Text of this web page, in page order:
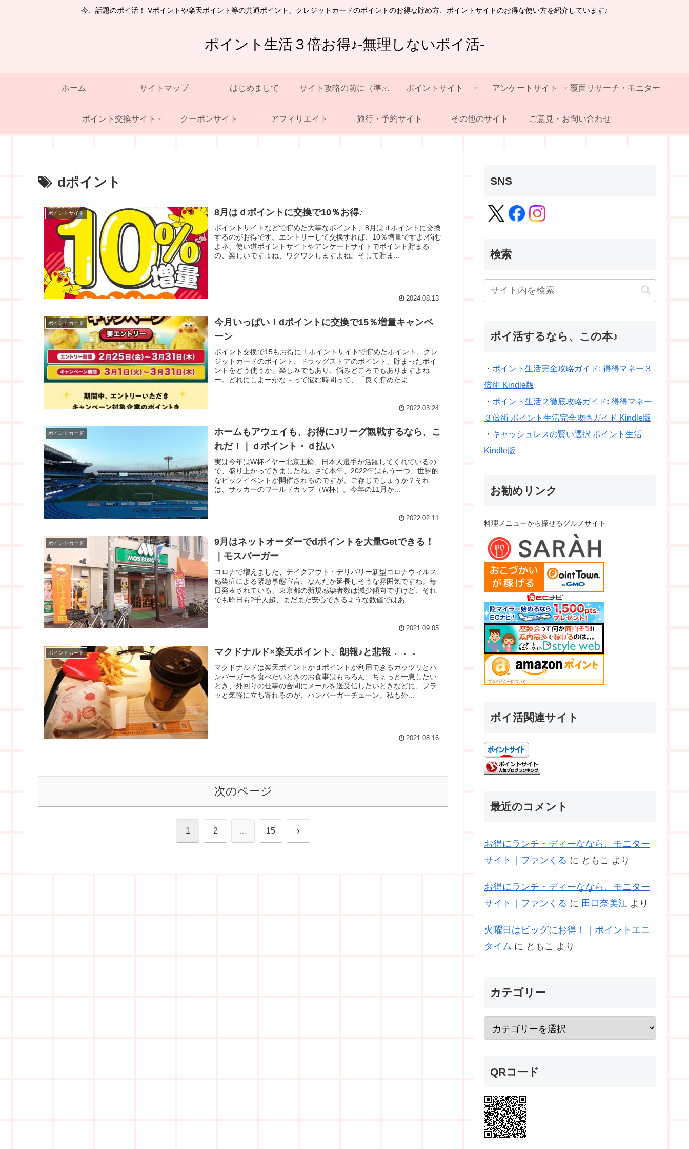
今、話題のポイ活！ Vポイントや楽天ポイント等の共通ポイント、クレジットカードのポイントのお得な貯め方、ポイントサイトのお得な使い方を紹介しています♪
ポイント生活３倍お得♪-無理しないポイ活-
ホーム サイトマップ はじめまして サイト攻略の前に（準備） ポイントサイト アンケートサイト 覆面リサーチ・モニター
ポイント交換サイト クーポンサイト アフィリエイト 旅行・予約サイト その他のサイト ご意見・お問い合わせ
dポイント
ポイントサイト 8月はｄポイントに交換で10％お得♪
ポイントサイトなどで貯めた大事なポイント、8月はｄポイントに交換
するのがお得です。エントリーして交換すれば、10％増量ですよ♪悩む
よネ、使い道ポイントサイトやアンケートサイトでポイント貯まる
の、楽しいですよね、ワクワクしますよね。そして貯ま...
2024.08.13
ポイントカード
今月いっぱい！dポイントに交換で15％増量キャンペ
ーン
ポイント交換で15もお得に！ポイントサイトで貯めたポイント、クレ
ジットカードのポイント、ドラッグストアのポイント、貯まったポイ
ントをどう使うか、楽しみでもあり、悩みどころでもありますよね
ー。どれにしよーかな～って悩む時間って、「良く貯めたよ...
2022.03.24
ポイントカード
ホームもアウェイも、お得にJリーグ観戦するなら、こ
れだ！｜ｄポイント・ｄ払い
実は今年はW杯イヤー北京五輪、日本人選手が活躍してくれているの
で、盛り上がってきましたね。さて本年、2022年はもう一つ、世界的
なビッグイベントが開催されるのですが、ご存じでしょうか？それ
は、サッカーのワールドカップ（W杯）。今年の11月か...
2022.02.11
ポイントカード
9月はネットオーダーでdポイントを大量Getできる！
｜モスバーガー
コロナで増えました、テイクアウト・デリバリー新型コロナウィルス
感染症による緊急事態宣言、なんだか延長しそうな雰囲気ですね。毎
日発表されている、東京都の新規感染者数は減少傾向ですけど、それ
でも昨日も2千人超、まだまだ安心できるような数値ではあ...
2021.09.05
ポイントカード マクドナルド×楽天ポイント、朗報♪と悲報．．．
マクドナルドは楽天ポイントかｄポイントが利用できるガッツリとハ
ンバーガーを食べたいときのお食事はもちろん、ちょっと一息したい
とき、外回りの仕事の合間にメールを送受信したいときなどに、フラ
ッと気軽に立ち寄れるのが、ハンバーガーチェーン。私も外...
2021.08.16
次のページ
1 2 … 15 次
SNS
検索
ポイ活するなら、この本♪
・ ポイント生活完全攻略ガイド: 得得マネー３
倍術 Kindle版
・ ポイント生活２徹底攻略ガイド: 得得マネー
３倍術 ポイント生活完全攻略ガイド Kindle版
・ キャッシュレスの賢い選択 ポイント生活
Kindle版
お勧めリンク
料理メニューから探せるグルメサイト
ポイ活関連サイト
最近のコメント
お得にランチ・ディーななら、モニター
サイト｜ファンくる に ともこ より
お得にランチ・ディーななら、モニター
サイト｜ファンくる に 田口奈美江 より
火曜日はビッグにお得！｜ポイントエニ
タイム に ともこ より
カテゴリー
QRコード